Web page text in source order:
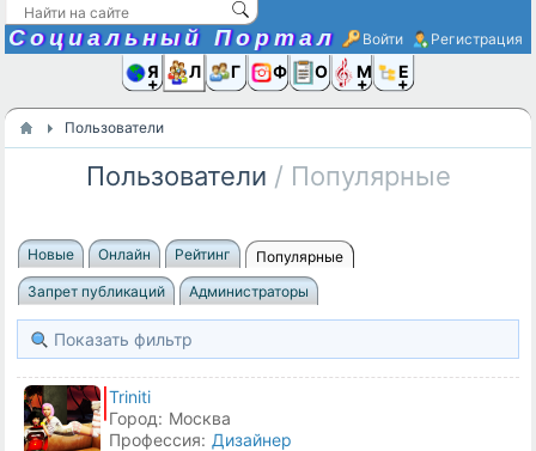
Социальный Портал Войти Регистрация
Я иЛюди
Группы
Фото Ещё
Пользователи
Пользователи / Популярные
Новые Онлайн Рейтинг
Популярные
Запрет публикаций
Администраторы
Показать фильтр
Triniti
Город: Москва
Профессия: Дизайнер